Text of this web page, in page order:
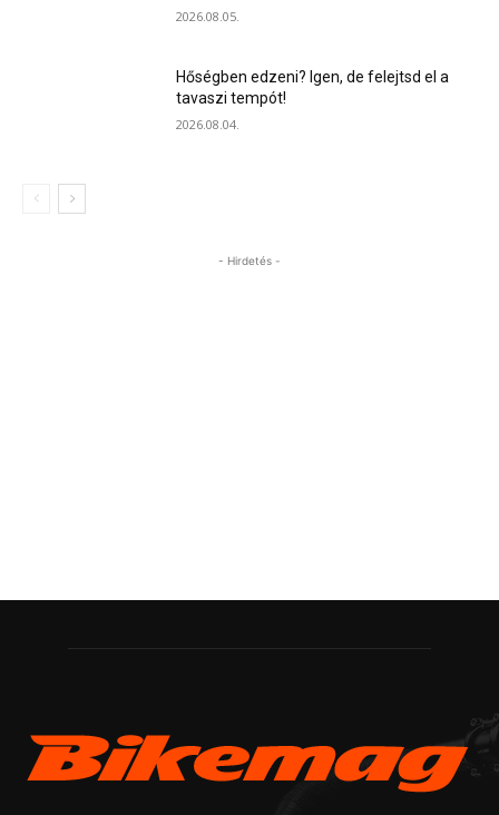
2026.08.05.
Hőségben edzeni? Igen, de felejtsd el a
tavaszi tempót!
2026.08.04.
- Hirdetés -